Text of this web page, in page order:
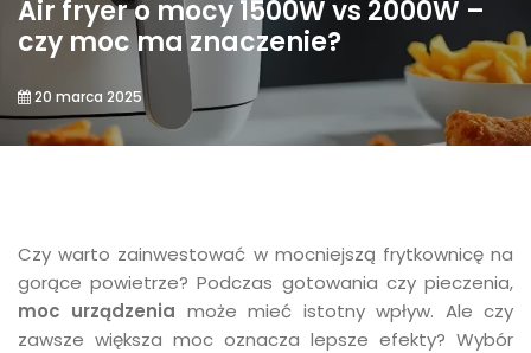
Air fryer o mocy 1500W vs 2000W –
czy moc ma znaczenie?
20 marca 2025
Czy warto zainwestować w mocniejszą frytkownicę na
gorące powietrze? Podczas gotowania czy pieczenia,
moc urządzenia może mieć istotny wpływ. Ale czy
zawsze większa moc oznacza lepsze efekty? Wybór